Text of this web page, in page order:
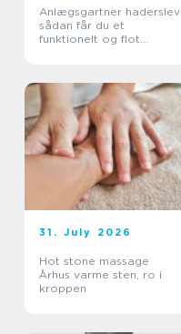
Anlægsgartner haderslev
sådan får du et
funktionelt og flot
31. July 2026
Hot stone massage
Århus varme sten, ro i
kroppen